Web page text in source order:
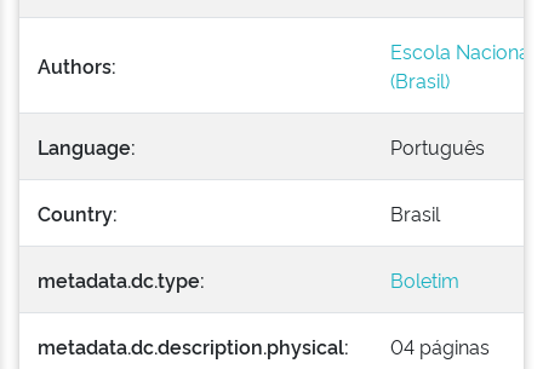
Authors:
Escola
(Brasil)
Language: Português
Country: Brasil
metadata.dc.type: Boletim
metadata.dc.description.physical: 04 páginas